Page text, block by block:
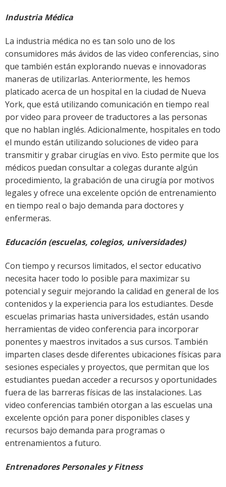
Industria Médica
La industria médica no es tan solo uno de los
consumidores más ávidos de las video conferencias, sino
que también están explorando nuevas e innovadoras
maneras de utilizarlas. Anteriormente, les hemos
platicado acerca de un hospital en la ciudad de Nueva
York, que está utilizando comunicación en tiempo real
por video para proveer de traductores a las personas
que no hablan inglés. Adicionalmente, hospitales en todo
el mundo están utilizando soluciones de video para
transmitir y grabar cirugías en vivo. Esto permite que los
médicos puedan consultar a colegas durante algún
procedimiento, la grabación de una cirugía por motivos
legales y ofrece una excelente opción de entrenamiento
en tiempo real o bajo demanda para doctores y
enfermeras.
Educación (escuelas, colegios, universidades)
Con tiempo y recursos limitados, el sector educativo
necesita hacer todo lo posible para maximizar su
potencial y seguir mejorando la calidad en general de los
contenidos y la experiencia para los estudiantes. Desde
escuelas primarias hasta universidades, están usando
herramientas de video conferencia para incorporar
ponentes y maestros invitados a sus cursos. También
imparten clases desde diferentes ubicaciones físicas para
sesiones especiales y proyectos, que permitan que los
estudiantes puedan acceder a recursos y oportunidades
fuera de las barreras físicas de las instalaciones. Las
video conferencias también otorgan a las escuelas una
excelente opción para poner disponibles clases y
recursos bajo demanda para programas o
entrenamientos a futuro.
Entrenadores Personales y Fitness